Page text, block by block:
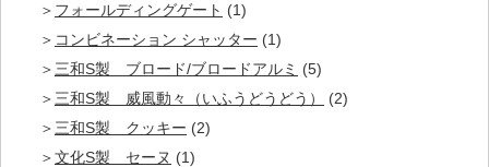
フォールディングゲート (1)
コンビネーション シャッター (1)
三和S製 ブロード/ブロードアルミ (5)
三和S製 威風動々（いふうどうどう）
(2)
三和S製 クッキー (2)
文化S製 セーヌ (1)